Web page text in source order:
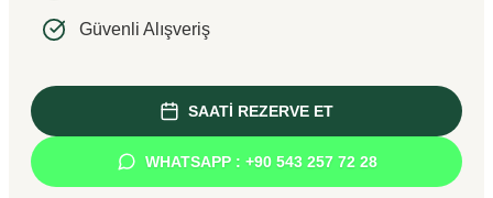
Güvenli Alışveriş
SAATİ REZERVE ET
WHATSAPP : +90 543 257 72 28